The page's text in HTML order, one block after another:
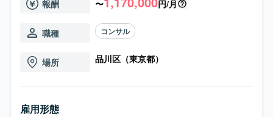
報酬 〜 円/月
職種 コンサル
場所 品川区（東京都）
雇用形態